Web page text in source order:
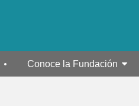
Conoce la Fundación